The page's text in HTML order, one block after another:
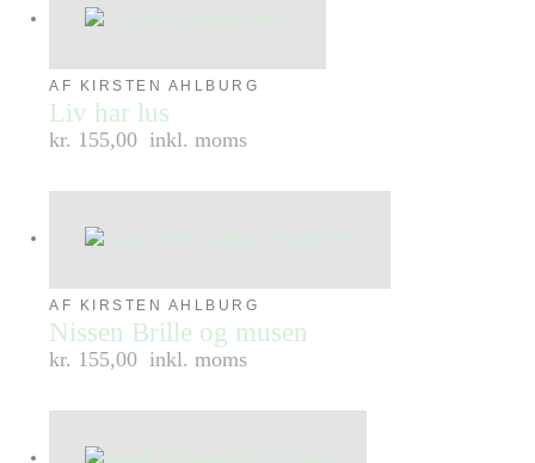
AF KIRSTEN AHLBURG
Liv har lus
kr. 155,00 inkl. moms
AF KIRSTEN AHLBURG
Nissen Brille og musen
kr. 155,00 inkl. moms